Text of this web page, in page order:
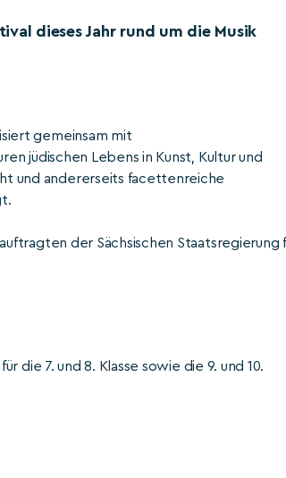
dieses Jahr rund um die Musik
gemeinsam mit
jüdischen Lebens in Kunst, Kultur und
und andererseits facettenreiche
der Sächsischen Staatsregierung